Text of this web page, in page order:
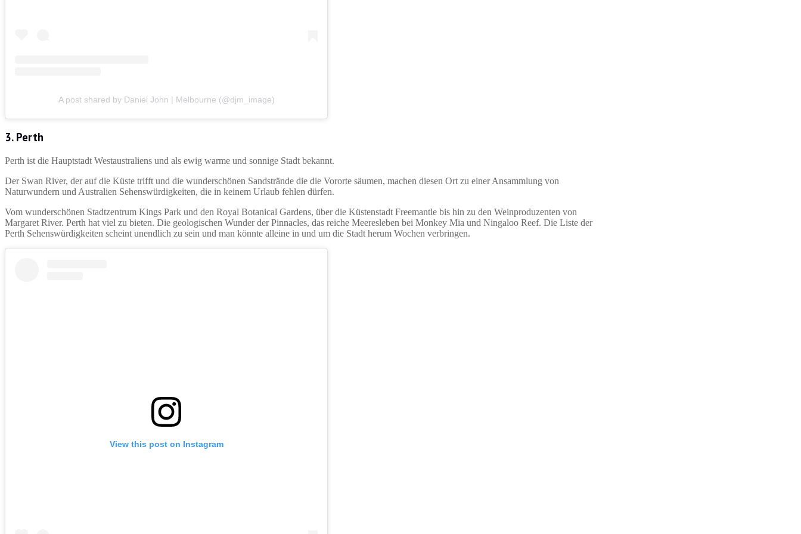
A post shared by Daniel John | Melbourne (@djm_image)
3. Perth
Perth ist die Hauptstadt Westaustraliens und als ewig warme und sonnige Stadt bekannt.
Der Swan River, der auf die Küste trifft und die wunderschönen Sandstrände die die Vororte säumen, machen diesen Ort zu einer Ansammlung von
Naturwundern und Australien Sehenswürdigkeiten, die in keinem Urlaub fehlen dürfen.
Vom wunderschönen Stadtzentrum Kings Park und den Royal Botanical Gardens, über die Küstenstadt Freemantle bis hin zu den Weinproduzenten von
Margaret River. Perth hat viel zu bieten. Die geologischen Wunder der Pinnacles, das reiche Meeresleben bei Monkey Mia und Ningaloo Reef. Die Liste der
Perth Sehenswürdigkeiten scheint unendlich zu sein und man könnte alleine in und um die Stadt herum Wochen verbringen.
View this post on Instagram